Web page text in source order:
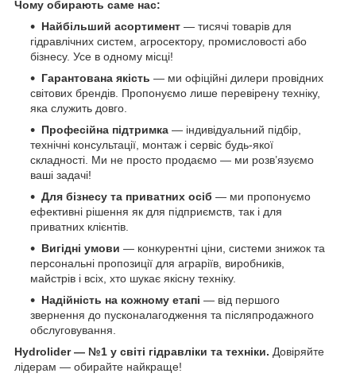
Чому обирають саме нас:
Найбільший асортимент — тисячі товарів для
гідравлічних систем, агросектору, промисловості або
бізнесу. Усе в одному місці!
Гарантована якість — ми офіційні дилери провідних
світових брендів. Пропонуємо лише перевірену техніку,
яка служить довго.
Професійна підтримка — індивідуальний підбір,
технічні консультації, монтаж і сервіс будь-якої
складності. Ми не просто продаємо — ми розв’язуємо
ваші задачі!
Для бізнесу та приватних осіб — ми пропонуємо
ефективні рішення як для підприємств, так і для
приватних клієнтів.
Вигідні умови — конкурентні ціни, системи знижок та
персональні пропозиції для аграріїв, виробників,
майстрів і всіх, хто шукає якісну техніку.
Надійність на кожному етапі — від першого
звернення до пусконалагодження та післяпродажного
обслуговування.
Hydrolider — №1 у світі гідравліки та техніки. Довіряйте
лідерам — обирайте найкраще!